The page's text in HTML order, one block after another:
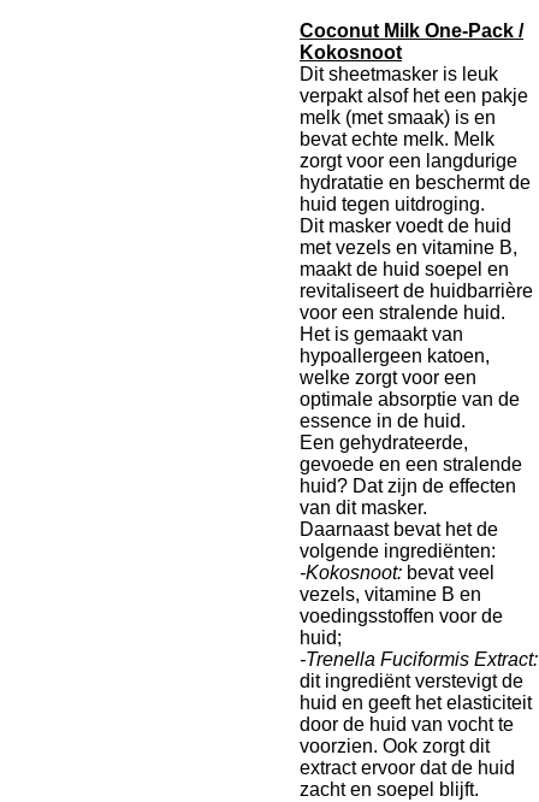
Coconut Milk One-Pack /
Kokosnoot
Dit sheetmasker is leuk
verpakt alsof het een pakje
melk (met smaak) is en
bevat echte melk. Melk
zorgt voor een langdurige
hydratatie en beschermt de
huid tegen uitdroging.
Dit masker voedt de huid
met vezels en vitamine B,
maakt de huid soepel en
revitaliseert de huidbarrière
voor een stralende huid.
Het is gemaakt van
hypoallergeen katoen,
welke zorgt voor een
optimale absorptie van de
essence in de huid.
Een gehydrateerde,
gevoede en een stralende
huid? Dat zijn de effecten
van dit masker.
Daarnaast bevat het de
volgende ingrediënten:
-Kokosnoot: bevat veel
vezels, vitamine B en
voedingsstoffen voor de
huid;
-Trenella Fuciformis Extract:
dit ingrediënt verstevigt de
huid en geeft het elasticiteit
door de huid van vocht te
voorzien. Ook zorgt dit
extract ervoor dat de huid
zacht en soepel blijft.